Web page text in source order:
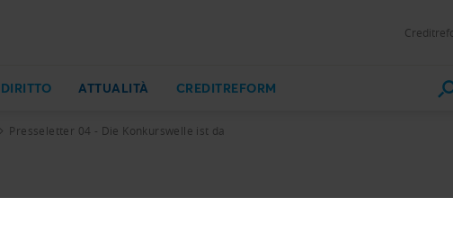
ATTUALITÀ CREDITREFORM
Presseletter 04 - Die Konkurswelle ist da
ist da